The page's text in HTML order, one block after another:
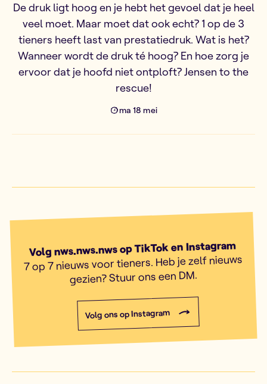
De druk ligt hoog en je hebt het gevoel dat je heel
veel moet. Maar moet dat ook echt? 1 op de 3
tieners heeft last van prestatiedruk. Wat is het?
Wanneer wordt de druk té hoog? En hoe zorg je
ervoor dat je hoofd niet ontploft? Jensen to the
rescue!
ma 18 mei
Volg nws.nws.nws op TikTok en Instagram
7 op 7 nieuws voor tieners. Heb je zelf nieuws
gezien? Stuur ons een DM.
Volg ons op Instagram